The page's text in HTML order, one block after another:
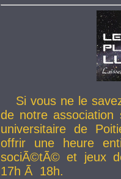
Si vous ne le
de notre
universitaire de
offrir une heure
sociÃ©tÃ© et jeux
17h Ã 18h.